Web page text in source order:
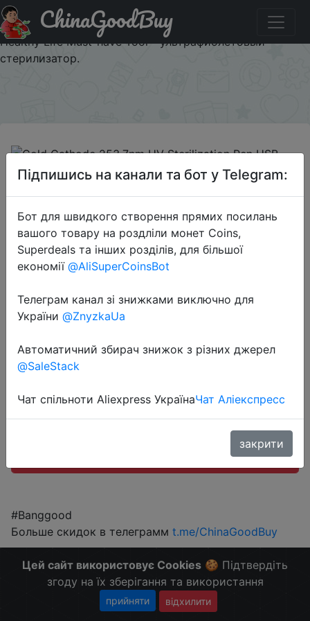
Купити по знижці BGMIB2 Cold Cathode 253.7nm UV
Sterilization Pen USB Destroys Bacteria Health Protection
Healthy Life Must-have Tool - ультрафиолетовый
стерилизатор.
ChinaGoodBuy
2019-09-22
Sterilization Pen USB Destroys
Bacteria Health Protection Healthy
Life Must-have Tool -
#Banggood
Больше скидок в телеграмм t.me/ChinaGoodBuy
Цей сайт використовує Cookies 🍪 Підтвердіть
згоду на їх зберігання та використання
прийняти відхилити
Підпишись на канали та бот у Telegram:
Бот для швидкого створення прямих посилань
вашого товару на роздліли монет Coins,
Superdeals та інших розділів, для більшої
економії @AliSuperCoinsBot
Телеграм канал зі знижками виключно для
України @ZnyzkaUa
Автоматичний збирач знижок з різних джерел
@SaleStack
Чат спільноти Aliexpress УкраїнаЧат Аліекспресс
закрити